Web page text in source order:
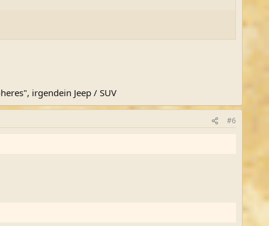
irgendein Jeep / SUV
#6